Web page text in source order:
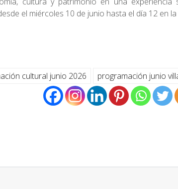
el miércoles 10 de junio hasta el día 12 en
cultural junio 2026 programación junio